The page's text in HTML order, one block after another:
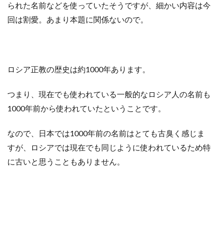
られた名前などを使っていたそうですが
細かい内容は今
回は割愛。 あまり本題に関係ないので。
ロシア正教の歴史は約1000年あります。
つまり、 現在でも使われている一般的なロシア人の名前も
1000年前から使われていたということです。
なので、 日本では1000年前の名前はとても古臭く感じま
すが
ロシアでは現在でも同じように使われているため特
に古いと思うこともありません。